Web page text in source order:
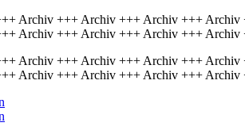
Archiv +++ Archiv +++ Archiv +++
Archiv +++ Archiv +++ Archiv +++ Archiv
Archiv +++ Archiv +++ Archiv +++
Archiv +++ Archiv +++ Archiv +++ Archiv